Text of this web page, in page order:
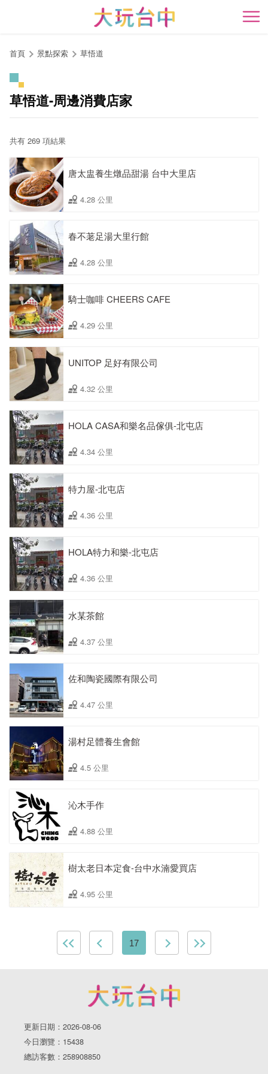
開
首頁 景點探索 草悟道
草悟道-周邊消費店家
共有 269 項結果
唐太盅養生燉品甜湯 台中大里店
4.28 公里
春不荖足湯大里行館
4.28 公里
騎士咖啡 CHEERS CAFE
4.29 公里
UNITOP 足好有限公司
4.32 公里
HOLA CASA和樂名品傢俱-北屯店
4.34 公里
特力屋-北屯店
4.36 公里
HOLA特力和樂-北屯店
4.36 公里
水某茶館
4.37 公里
佐和陶瓷國際有限公司
4.47 公里
湯村足體養生會館
4.5 公里
沁木手作
4.88 公里
樹太老日本定食-台中水湳愛買店
4.95 公里
17
更新日期：2026-08-06
今日瀏覽：15438
總訪客數：258908850